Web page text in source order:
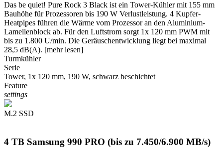
Das be quiet! Pure Rock 3 Black ist ein Tower-Kühler mit 155 mm
Bauhöhe für Prozessoren bis 190 W Verlustleistung. 4 Kupfer-
Heatpipes führen die Wärme vom Prozessor an den Aluminium-
Lamellenblock ab. Für den Luftstrom sorgt 1x 120 mm PWM mit
bis zu 1.800 U/min. Die Geräuschentwicklung liegt bei maximal
28,5 dB(A). [mehr lesen]
Turmkühler
Serie
Tower, 1x 120 mm, 190 W, schwarz beschichtet
Feature
settings
M.2 SSD
4 TB Samsung 990 PRO (bis zu 7.450/6.900 MB/s)